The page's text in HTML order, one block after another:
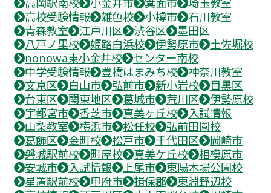
高校受験情報
雑色校 小樽市
石川教室
青森教室
江戸川区 渋谷区
墨田区
八戸ノ里校
姫路白浜校 伊勢原市
土佐堀校
nonowa東小金井校
センター南校
中学受験情報
豊橋はまみち校
神奈川教室
文京区
白山市 弘前市 新小岩校
目黒区
台東区
関東地区 葛城市 荒川区
伊勢原校
宇都宮市
香芝市 真美ヶ丘校
入試情報
山梨教室
横浜市 松任校
弘前田園校
葛飾区
金町校 松戸市 千代田区
岡崎市
磐城駅前校
町屋校 真美ケ丘校
相模原市
安城市
入試情報 上尾市
東陽木場公園校
星置駅前校
甲府市 揖保郡
東淵野辺校